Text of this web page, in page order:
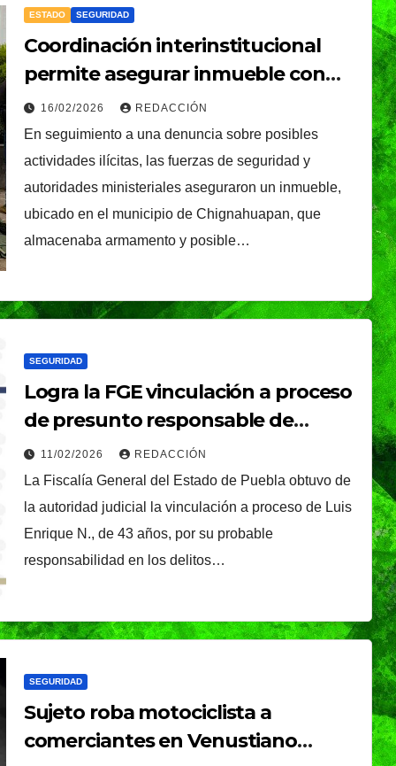
ESTADO SEGURIDAD
Coordinación interinstitucional
permite asegurar inmueble con
armamento y drogas
16/02/2026 REDACCIÓN
En seguimiento a una denuncia sobre posibles
actividades ilícitas, las fuerzas de seguridad y
autoridades ministeriales aseguraron un inmueble,
ubicado en el municipio de Chignahuapan, que
almacenaba armamento y posible…
SEGURIDAD
Logra la FGE vinculación a proceso
de presunto responsable de
violencia vicaria en la ciudad de
Puebla
11/02/2026 REDACCIÓN
La Fiscalía General del Estado de Puebla obtuvo de
la autoridad judicial la vinculación a proceso de Luis
Enrique N., de 43 años, por su probable
responsabilidad en los delitos…
SEGURIDAD
Sujeto roba motociclista a
comerciantes en Venustiano
Puebla Capital sigue
viviendo la pasión
Gobierno de Pepe
Chedraui